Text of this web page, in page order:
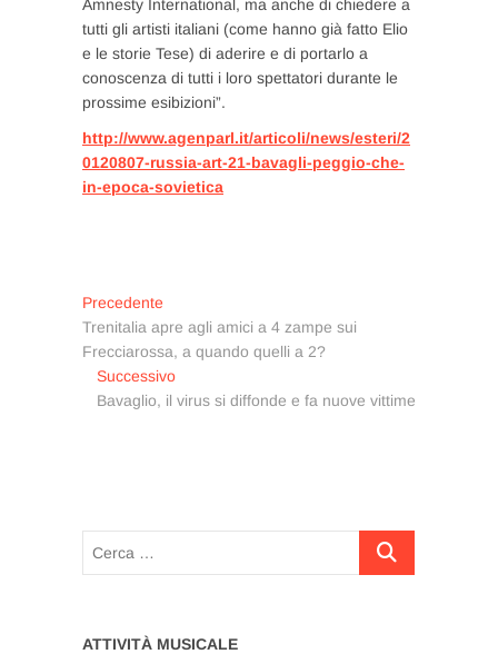
Amnesty International, ma anche di chiedere a
tutti gli artisti italiani (come hanno già fatto Elio
e le storie Tese) di aderire e di portarlo a
conoscenza di tutti i loro spettatori durante le
prossime esibizioni”.
http://www.agenparl.it/articoli/news/esteri/2
0120807-russia-art-21-bavagli-peggio-che-
in-epoca-sovietica
Navigazione
articoli
Precedente
precedente:
Trenitalia apre agli amici a 4 zampe sui
Frecciarossa, a quando quelli a 2?
SuccessivoArticolo
successivo:
Bavaglio, il virus si diffonde e fa nuove vittime
Cerca
ATTIVITÀ MUSICALE